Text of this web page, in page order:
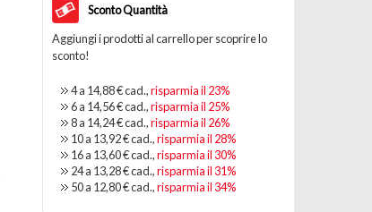
Sconto Quantità
Aggiungi i prodotti al carrello per scoprire lo
sconto!
4 a 14,88 €cad.,risparmia il 23%
6 a 14,56 €cad.,risparmia il 25%
8 a 14,24 €cad.,risparmia il 26%
10 a 13,92 €cad.,risparmia il 28%
16 a 13,60 €cad.,risparmia il 30%
24 a 13,28 €cad.,risparmia il 31%
50 a 12,80 €cad.,risparmia il 34%